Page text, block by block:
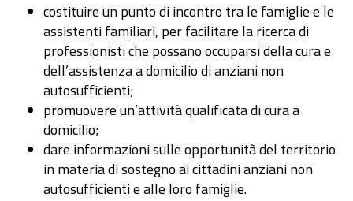
costituire un punto di incontro tra le famiglie e le
assistenti familiari, per facilitare la ricerca di
professionisti che possano occuparsi della cura e
dell’assistenza a domicilio di anziani non
autosufficienti;
promuovere un’attività qualificata di cura a
domicilio;
dare informazioni sulle opportunità del territorio
in materia di sostegno ai cittadini anziani non
autosufficienti e alle loro famiglie.